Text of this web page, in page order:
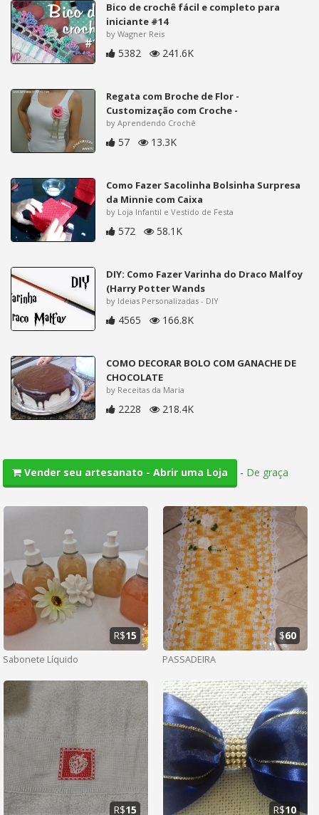
Bico de crochê fácil e completo para
iniciante #14
by Wagner Reis
5382 241.6K
Regata com Broche de Flor -
Customização com Croche -
by Aprendendo Crochê
57 13.3K
Como Fazer Sacolinha Bolsinha Surpresa
da Minnie com Caixa
by Loja Infantil e Vestido de Festa
572 58.1K
DIY: Como Fazer Varinha do Draco Malfoy
(Harry Potter Wands
by Ideias Personalizadas - DIY
4565 166.8K
COMO DECORAR BOLO COM GANACHE DE
CHOCOLATE
by Receitas da Maria
2228 218.4K
Vender seu artesanato - Abrir uma Loja - De graça
Sabonete Líquido
R$15
PASSADEIRA
$60
R$15 R$10